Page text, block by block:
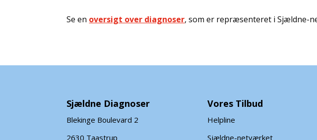
Se en oversigt over diagnoser, som er repræsenteret i Sjældne-
Sjældne Diagnoser
Blekinge Boulevard 2
2630 Taastrup
Vores Tilbud
Helpline
Sjældne-netværket